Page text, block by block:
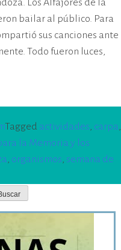
bailar al público. Para
sus canciones ante
Todo fueron luces,
Tagged actividades carpa
la Memoria y los
organismos semana de